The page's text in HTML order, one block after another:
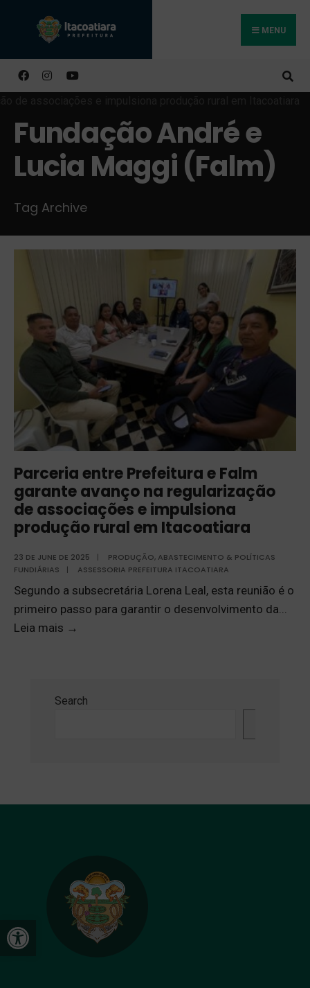
Open toolbar
MENU
Fundação André e
Lucia Maggi (Falm)
Tag Archive
Parceria entre Prefeitura e Falm
garante avanço na regularização
de associações e impulsiona
produção rural em Itacoatiara
23 DE JUNE DE 2025 |
PRODUÇÃO, ABASTECIMENTO & POLÍTICAS
FUNDIÁRIAS
| ASSESSORIA PREFEITURA ITACOATIARA
Segundo a subsecretária Lorena Leal, esta reunião é o
primeiro passo para garantir o desenvolvimento da...
Leia mais →
Search
Buscar